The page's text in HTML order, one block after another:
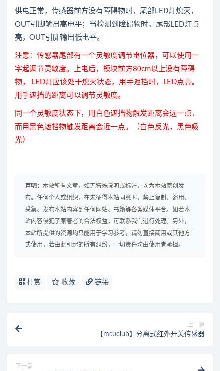
供电正常，传感器前方没有障碍物时，尾部LED灯熄灭，
OUT引脚输出高电平；当检测到障碍物时，尾部LED灯点
亮，OUT引脚输出低电平。
注意：传感器尾部有一个灵敏度调节电位器，可以使用一
字起调节灵敏度。上电后，模块前方80cm以上没有障碍
物， LED灯应该处于熄灭状态，用手遮挡时，LED点亮。
用手遮挡的距离可以调节灵敏度。
同一个灵敏度状态下，用白色遮挡物触发距离会远一点，
而用黑色遮挡物触发距离会近一点。（白色反光，黑色吸
光）
声明： 本站所有文章，如无特殊说明或标注，均为本站原创发
布。任何个人或组织，在未征得本站同意时，禁止复制、盗用、
采集、发布本站内容到任何网站、书籍等各类媒体平台。如若本
站内容侵犯了原著者的合法权益，可联系我们进行处理。另外，
本站所提供的资源均只能用于学习参考，请勿直接商用或其他方
式使用，若由此引起的所有纠纷，一切责任均由使用者承担。
打赏 收藏 链接
上一篇
【mcuclub】分离式红外开关传感器
下一篇